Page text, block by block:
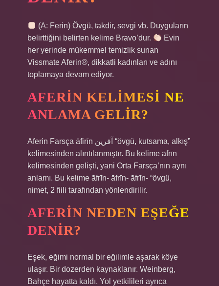
(A: Ferin) Övgü, takdir, sevgi vb. Duyguların
belirttiğini belirten kelime Bravo’dur.
Evin
her yerinde mükemmel temizlik sunan
Vissmate Aferin®, dikkatli kadınları ve adını
toplamaya devam ediyor.
AFERIN KELIMESI NE
ANLAMA GELIR?
Aferin Farsça āfirīn آفرین “övgü, kutsama, alkış”
kelimesinden alıntılanmıştır. Bu kelime āfrīn
kelimesinden gelişti, yani Orta Farsça’nın aynı
anlamı. Bu kelime āfrīn- āfrīn- āfrīn- “övgü,
nimet, 2 fiili tarafından yönlendirilir.
AFERIN NEDEN EŞEĞE
DENIR?
Eşek, eğimi normal bir eğilimle aşarak köye
ulaşır. Bir dozerden kaynaklanır. Weinberg,
Bahçe hayatta kaldı. Yol yetkilileri ayrıca